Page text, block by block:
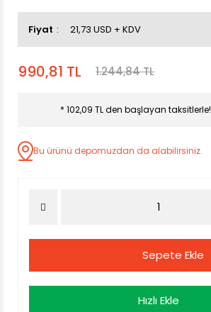
Fiyat 21,73 USD + KDV
990,81 TL 1.244,84 TL
* 102,09 TL den başlayan taksitlerle!
Bu ürünü depomuzdan da alabilirsiniz.
Sepete Ekle
Hızlı Ekle